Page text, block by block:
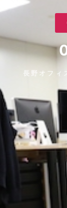
長野オフィ